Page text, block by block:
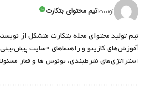
توسطتیم محتوای بتکارت
تیم تولید محتوای مجله بتکارت متشکل از
آموزش‌های کازینو و راهنماهای «سایت پیش‌بینی
استراتژی‌های شرطبندی، بونوس ها و قمار